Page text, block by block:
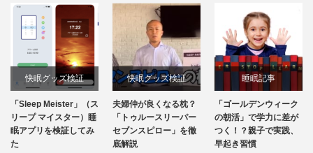
快眠グッズ検証
「Sleep Meister」（ス
リープ マイスター）睡
眠アプリを検証してみ
た
快眠グッズ検証
夫婦仲が良くなる枕？
「トゥルースリーパー
セブンスピロー」を徹
底解説
睡眠記事
「ゴールデンウィーク
の朝活」で学力に差が
つく！？親子で実践、
早起き習慣